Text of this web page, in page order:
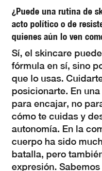
¿Puede una rutina de
acto político o de
quienes aún lo ven
Sí, el skincare
fórmula en sí, sino
que lo usas.
posicionarte. En
para encajar, no
cómo te cuidas y
autonomía. En la
cuerpo ha sido
batalla, pero
expresión.